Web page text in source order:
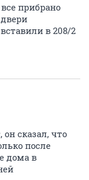
прибрано
в 208/2
сказал, что
после
дома в